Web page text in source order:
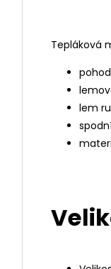
Tepláková
lem